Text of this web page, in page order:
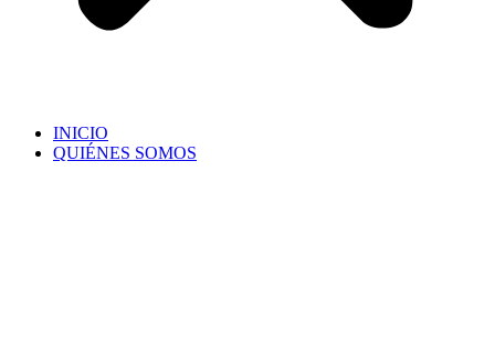
INICIO
QUIÉNES SOMOS